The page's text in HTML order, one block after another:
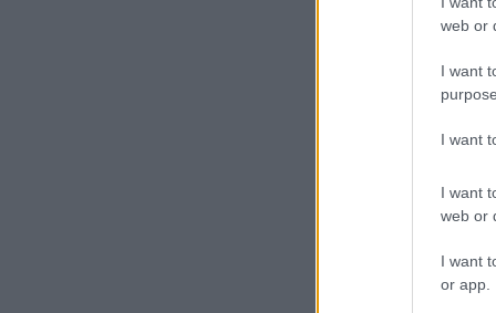
web or
I want
I want
I want
web or
I want
or app.